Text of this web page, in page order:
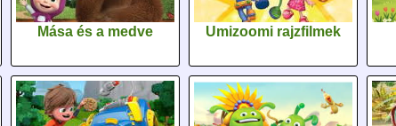
Mása és a medve Umizoomi rajzfilmek